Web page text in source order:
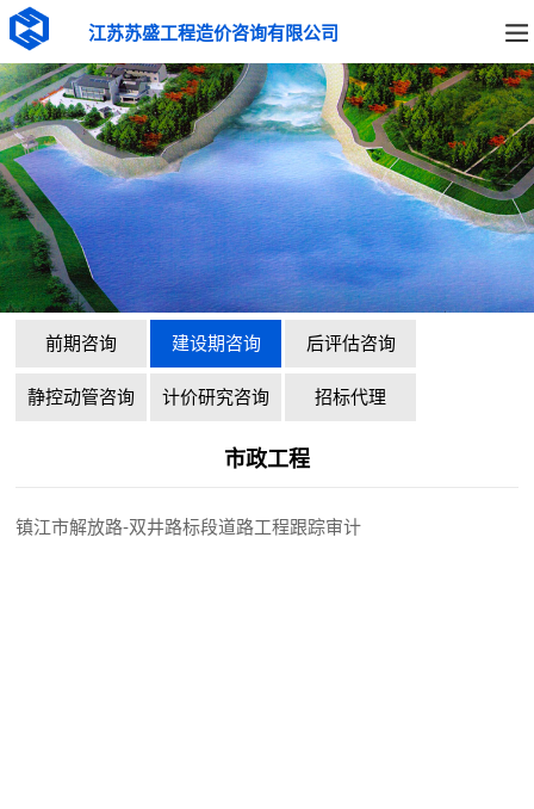
江苏苏盛工程造价咨询有限公司
前期咨询 建设期咨询 后评估咨询
静控动管咨询 计价研究咨询 招标代理
市政工程
镇江市解放路-双井路标段道路工程跟踪审计